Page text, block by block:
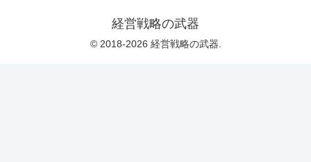
経営戦略の武器
© 2018-2026 経営戦略の武器.